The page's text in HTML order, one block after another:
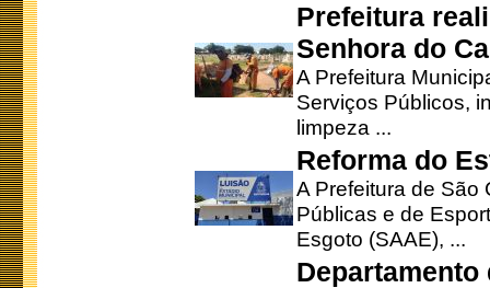
Prefeitura
Senhora do
A Prefeitura
Serviços Públicos,
limpeza ...
Reforma do
A Prefeitura de São
Públicas e de
Esgoto (SAAE), ...